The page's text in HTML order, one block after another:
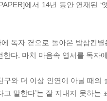
에서 14년 동안 연재된
독자 곁으로 돌아온 밤삼킨
한다. 마치 마음속 엽서를 독자
구와 더 이상 인연이 아닐 때의
고 말한다’는 잘 지내지 못하